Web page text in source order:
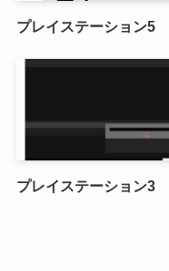
プレイステーション5
プレイステーション3